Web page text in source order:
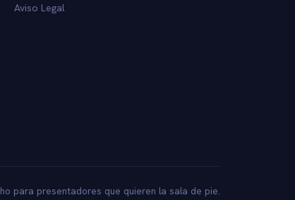
Aviso Legal
para presentadores que quieren la sala de pie.